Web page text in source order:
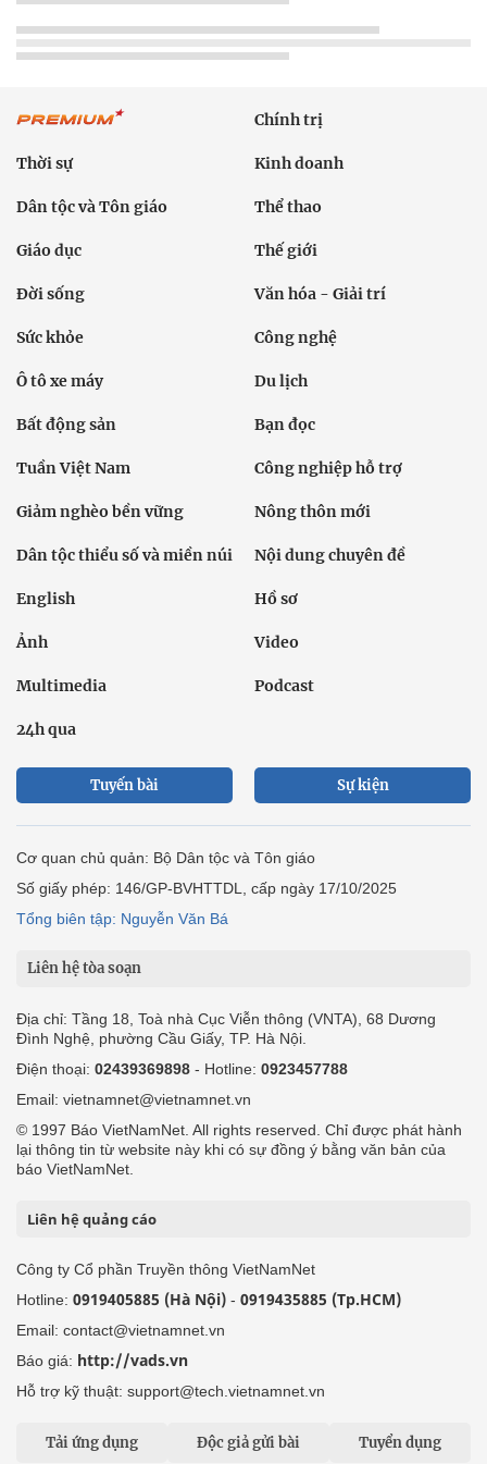
Chính trị
Thời sự Kinh doanh
Dân tộc và Tôn giáo Thể thao
Giáo dục Thế giới
Đời sống Văn hóa - Giải trí
Sức khỏe Công nghệ
Ô tô xe máy Du lịch
Bất động sản Bạn đọc
Tuần Việt Nam Công nghiệp hỗ trợ
Giảm nghèo bền vững Nông thôn mới
Dân tộc thiểu số và miền núi Nội dung chuyên đề
English Hồ sơ
Ảnh Video
Multimedia Podcast
24h qua
Tuyến bài Sự kiện
Cơ quan chủ quản: Bộ Dân tộc và Tôn giáo
Số giấy phép: 146/GP-BVHTTDL, cấp ngày 17/10/2025
Tổng biên tập: Nguyễn Văn Bá
Liên hệ tòa soạn
Địa chỉ: Tầng 18, Toà nhà Cục Viễn thông (VNTA), 68 Dương
Đình Nghệ, phường Cầu Giấy, TP. Hà Nội.
Điện thoại: 02439369898 - Hotline: 0923457788
Email: vietnamnet@vietnamnet.vn
© 1997 Báo VietNamNet. All rights reserved. Chỉ được phát hành
lại thông tin từ website này khi có sự đồng ý bằng văn bản của
báo VietNamNet.
Liên hệ quảng cáo
Công ty Cổ phần Truyền thông VietNamNet
Hotline: 0919405885 (Hà Nội) - 0919435885 (Tp.HCM)
Email: contact@vietnamnet.vn
Báo giá: http://vads.vn
Hỗ trợ kỹ thuật: support@tech.vietnamnet.vn
Tải ứng dụng Độc giả gửi bài Tuyển dụng